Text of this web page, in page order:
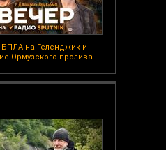
БПЛА на Геленджик и
Ормузского пролива